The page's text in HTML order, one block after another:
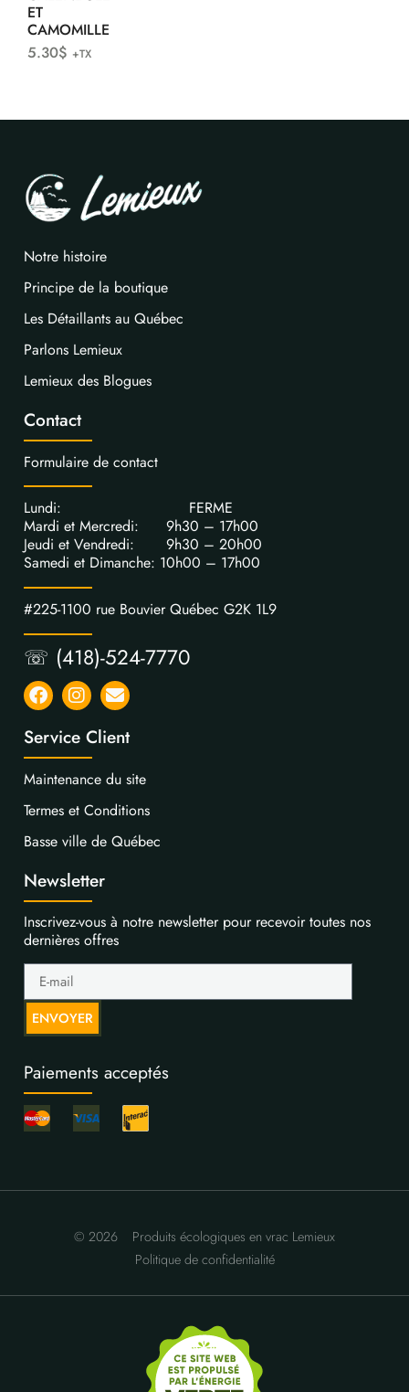
ET
CAMOMILLE
5.30$ +TX
Notre histoire
Principe de la boutique
Les Détaillants au Québec
Parlons Lemieux
Lemieux des Blogues
Contact
Formulaire de contact
Lundi: FERME
Mardi et Mercredi: 9h30 – 17h00
Jeudi et Vendredi: 9h30 – 20h00
Samedi et Dimanche: 10h00 – 17h00
#225-1100 rue Bouvier Québec G2K 1L9
☏ (418)-524-7770
Service Client
Maintenance du site
Termes et Conditions
Basse ville de Québec
Newsletter
Inscrivez-vous à notre newsletter pour recevoir toutes nos
dernières offres
ENVOYER
Paiements acceptés
© 2026
Produits écologiques en vrac Lemieux
Politique de confidentialité